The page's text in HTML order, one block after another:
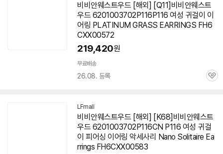
비비안웨스트우드 [해외] [Q11]비비안웨스트
우드 6201003702P116P116 여성 귀걸이 이
어링 PLATINUM GRASS EARRINGS FH6
CXX00572
219,420원
무료배송
26.08. 등록
관
LFmall
비비안웨스트우드 [해외] [K68]비비안웨스트
우드 6201003702P116CN P116 여성 귀걸
이 피어싱 이어링 악세사리 Nano Solitaire Ea
rrings FH6CXX00583